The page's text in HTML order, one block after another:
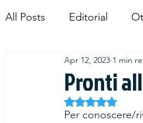
All Posts Editorial
Pronti
Apr 12, 2023 1 min
Rated NaN
Per conoscere/